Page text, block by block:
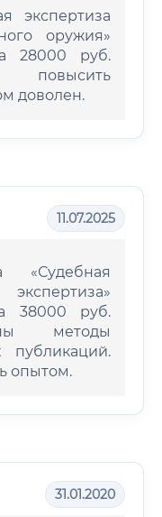
экспертиза
оружия»
28000 руб.
доволен.
11.07.2025
«Судебная
38000 руб.
методы
публикаций.
опытом.
31.01.2020